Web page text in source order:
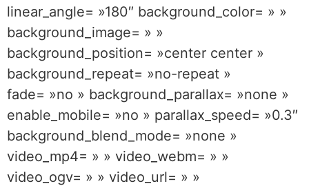
linear_angle= »180″ background_color= » »
background_image= » »
background_position= »center center »
background_repeat= »no-repeat »
fade= »no » background_parallax= »none »
enable_mobile= »no » parallax_speed= »0.3″
background_blend_mode= »none »
video_mp4= » » video_webm= » »
video_ogv= » » video_url= » »